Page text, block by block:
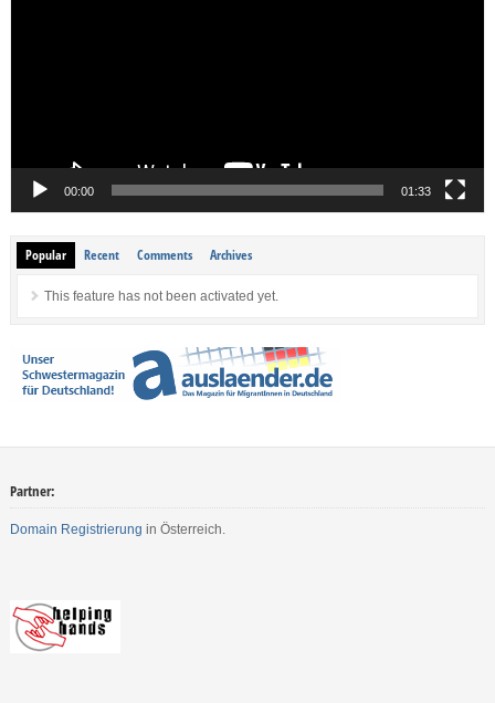
00:00 01:33
Popular Recent Comments Archives
This feature has not been activated yet.
Partner:
Domain Registrierung in Österreich.